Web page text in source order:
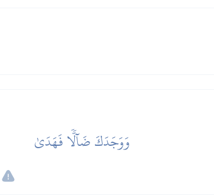
وَوَجَدَكَ ضَآلّٗا فَهَدَىٰ